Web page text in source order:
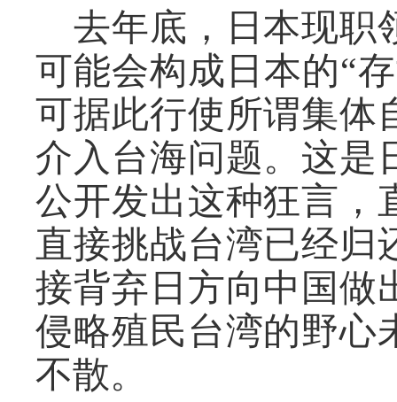
去年底，日本现职
可能会构成日本的“
可据此行使所谓集体
介入台海问题。这是
公开发出这种狂言，
直接挑战台湾已经归
接背弃日方向中国做
侵略殖民台湾的野心
不散。